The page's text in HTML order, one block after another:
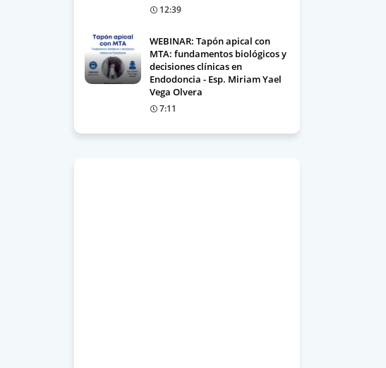
12:39
WEBINAR: Tapón apical con
MTA: fundamentos biológicos y
decisiones clínicas en
Endodoncia - Esp. Miriam Yael
Vega Olvera
7:11